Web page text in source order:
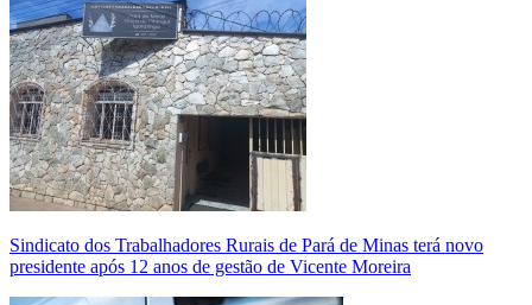
Sindicato dos Trabalhadores Rurais de Pará de Minas terá novo
presidente após 12 anos de gestão de Vicente Moreira